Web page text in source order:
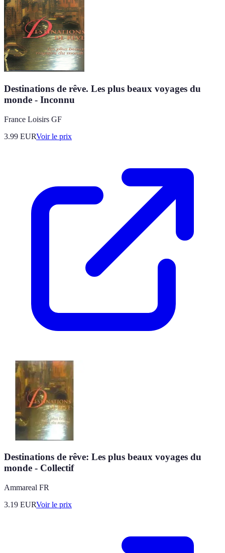
Destinations de rêve. Les plus beaux voyages du
monde - Inconnu
France Loisirs GF
3.99 EURVoir le prix
Destinations de rêve: Les plus beaux voyages du
monde - Collectif
Ammareal FR
3.19 EURVoir le prix